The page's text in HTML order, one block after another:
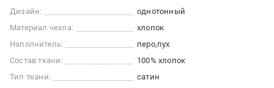
Дизайн:
однотонный
Материал чехла:
хлопок
Наполнитель:
перо пух
Состав ткани:
100% хлопок
Тип ткани:
сатин